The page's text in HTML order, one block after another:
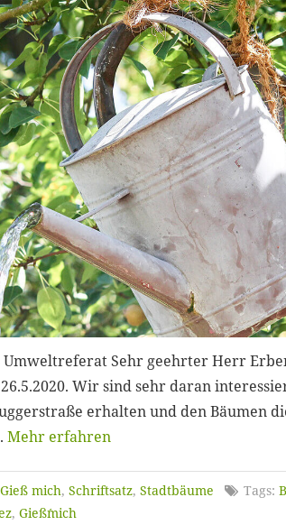
Umweltreferat Sehr geehrter Herr
Wir sind sehr daran
erhalten und den Bäumen
Mehr erfahren
Gieß mich, Schriftsatz, Stadtbäume Tags:
, Gieß´mich